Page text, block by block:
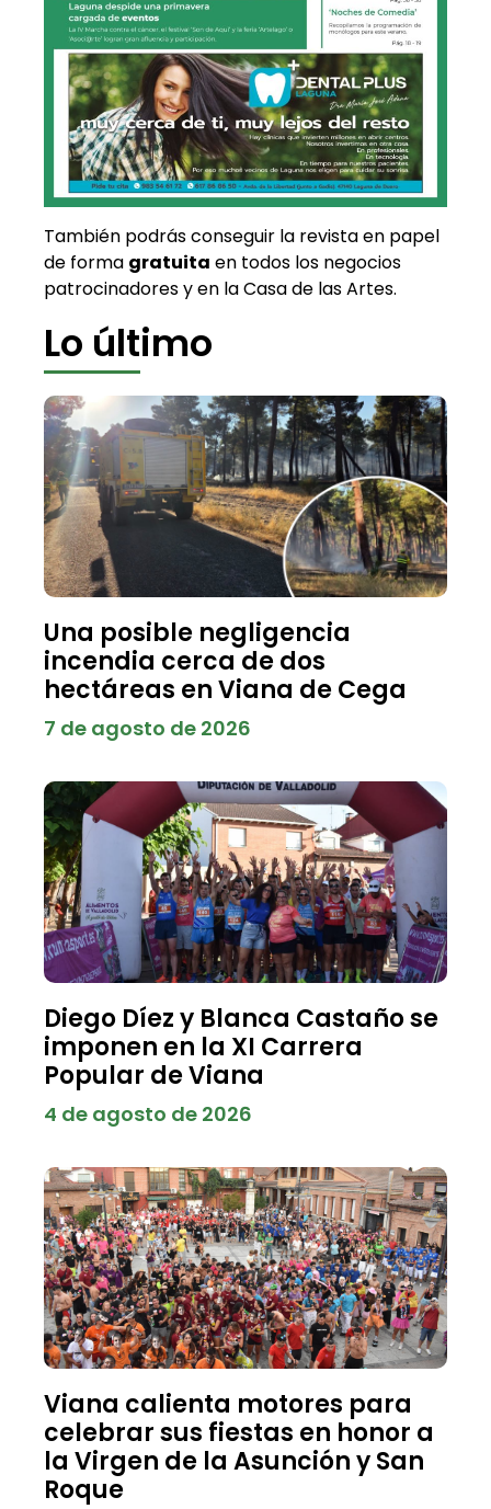
También podrás conseguir la revista en papel
de forma gratuita en todos los negocios
patrocinadores y en la Casa de las Artes.
Lo último
Una posible negligencia
incendia cerca de dos
hectáreas en Viana de Cega
7 de agosto de 2026
Diego Díez y Blanca Castaño se
imponen en la XI Carrera
Popular de Viana
4 de agosto de 2026
Viana calienta motores para
celebrar sus fiestas en honor a
la Virgen de la Asunción y San
Roque